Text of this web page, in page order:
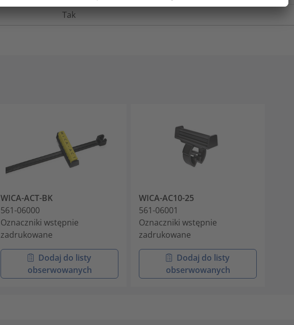
Tak
WICA-ACT-BK
561-06000
Oznaczniki wstępnie
zadrukowane
Dodaj do listy
obserwowanych
WICA-AC10-25
561-06001
Oznaczniki wstępnie
zadrukowane
Dodaj do listy
obserwowanych